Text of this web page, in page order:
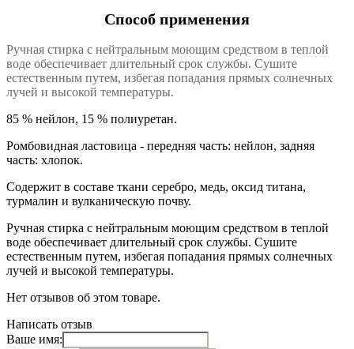
Способ применения
Ручная стирка с нейтральным моющим средством в теплой
воде обеспечивает длительный срок службы. Сушите
естественным путем, избегая попадания прямых солнечных
лучей и высокой температуры.
85 % нейлон, 15 % полиуретан.
Ромбовидная ластовица - передняя часть: нейлон, задняя
часть: хлопок.
Содержит в составе ткани серебро, медь, оксид титана,
турмалин и вулканическую почву.
Ручная стирка с нейтральным моющим средством в теплой
воде обеспечивает длительный срок службы. Сушите
естественным путем, избегая попадания прямых солнечных
лучей и высокой температуры.
Нет отзывов об этом товаре.
Написать отзыв
Ваше имя: